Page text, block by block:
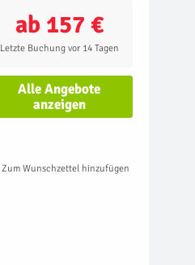
ab 157 €
Letzte Buchung vor 14 Tagen
Alle Angebote
anzeigen
Zum Wunschzettel hinzufügen